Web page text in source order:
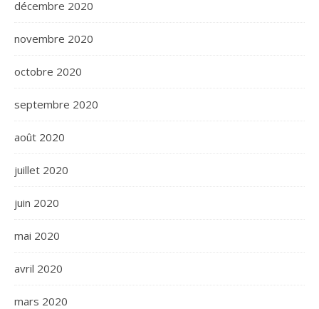
décembre 2020
novembre 2020
octobre 2020
septembre 2020
août 2020
juillet 2020
juin 2020
mai 2020
avril 2020
mars 2020